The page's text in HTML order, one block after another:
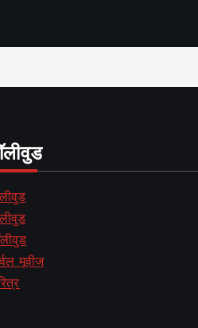
मूवीज